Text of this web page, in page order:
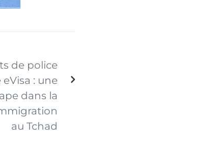
de police
: une
dans la
au Tchad